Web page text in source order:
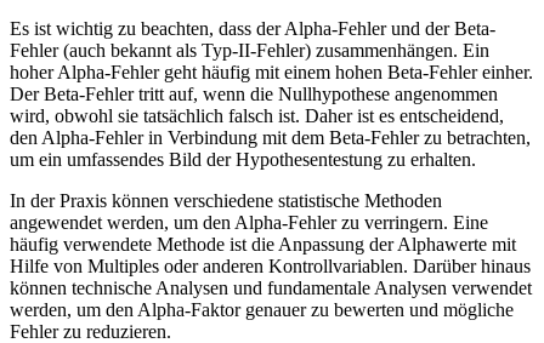
Es ist wichtig zu beachten, dass der Alpha-Fehler und der Beta-
Fehler (auch bekannt als Typ-II-Fehler) zusammenhängen. Ein
hoher Alpha-Fehler geht häufig mit einem hohen Beta-Fehler einher.
Der Beta-Fehler tritt auf, wenn die Nullhypothese angenommen
wird, obwohl sie tatsächlich falsch ist. Daher ist es entscheidend,
den Alpha-Fehler in Verbindung mit dem Beta-Fehler zu betrachten,
um ein umfassendes Bild der Hypothesentestung zu erhalten.
In der Praxis können verschiedene statistische Methoden
angewendet werden, um den Alpha-Fehler zu verringern. Eine
häufig verwendete Methode ist die Anpassung der Alphawerte mit
Hilfe von Multiples oder anderen Kontrollvariablen. Darüber hinaus
können technische Analysen und fundamentale Analysen verwendet
werden, um den Alpha-Faktor genauer zu bewerten und mögliche
Fehler zu reduzieren.